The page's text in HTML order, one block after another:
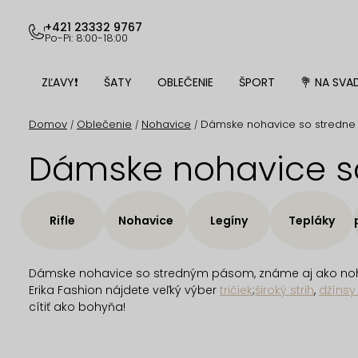
obsah
+421 23332 9767
Po-Pi: 8:00-18:00
ZĽAVY❗ ŠATY OBLEČENIE ŠPORT 💐 NA
Domov / Oblečenie / Nohavice / Dámske nohavice so
Dámske nohavice
Dámske nohavice so stredným pásom, známe aj ako
Erika Fashion nájdete veľký výber tričiek;široký strih,
cítiť ako bohyňa!
Rifle Nohavice Legíny Tepláky